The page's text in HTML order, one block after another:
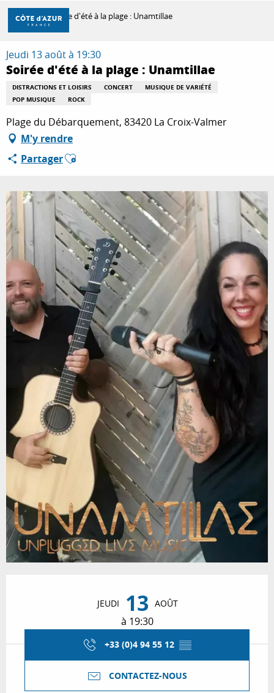
Aller
contenu
principal
DÉCOUVRIR
À FAIRE
SÉJOURNER
Accueil Soirée d'été à la plage : Unamtillae
Jeudi 13 août à 19:30
Soirée d'été à la plage : Unamtillae
DISTRACTIONS ET LOISIRS CONCERT
MUSIQUE DE VARIÉTÉ
POP MUSIQUE
ROCK
Plage du Débarquement, 83420 La Croix-Valmer
M'y rendre
PartagerAjouter aux favoris
JEUDI 13 AOÛT
à 19:30
+33 (0)4 94 55 12 ▒▒
CONTACTEZ-NOUS